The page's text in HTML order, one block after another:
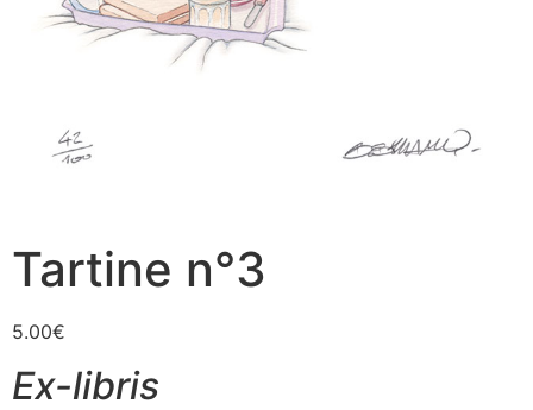
Tartine n°3
5.00€
Ex-libris